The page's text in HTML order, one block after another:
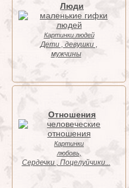
Люди
Картинки людей
Дети , девушки ,
мужчины
Отношения
Картинки
любовь,
Cердечки , Поцелуйчики...